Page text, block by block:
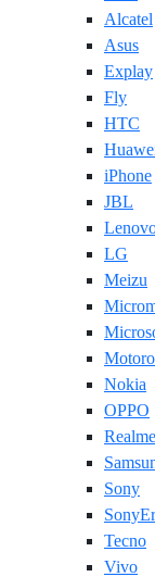
Alcatel
Asus
Explay
Fly
HTC
iPhone
JBL
LG
Meizu
Nokia
OPPO
Realme
Sony
Tecno
Vivo